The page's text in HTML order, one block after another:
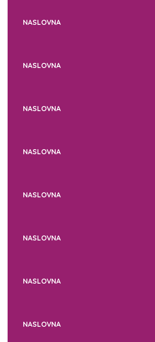
NASLOVNA
NASLOVNA
NASLOVNA
NASLOVNA
NASLOVNA
NASLOVNA
NASLOVNA
NASLOVNA